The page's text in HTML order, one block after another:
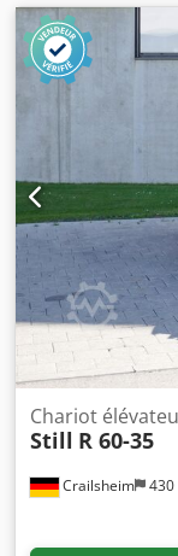
Crailsheim 430
Chariot
Still R 60-35